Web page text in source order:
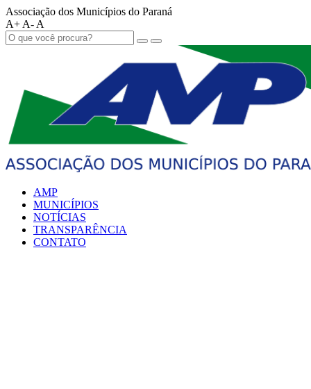
Associação dos Municípios do Paraná
A+ A- A
AMP
MUNICÍPIOS
NOTÍCIAS
TRANSPARÊNCIA
CONTATO